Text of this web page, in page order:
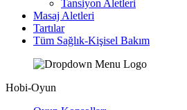
Tansiyon Aletleri
Masaj Aletleri
Tartılar
Tüm Sağlık-Kişisel Bakım
Hobi-Oyun